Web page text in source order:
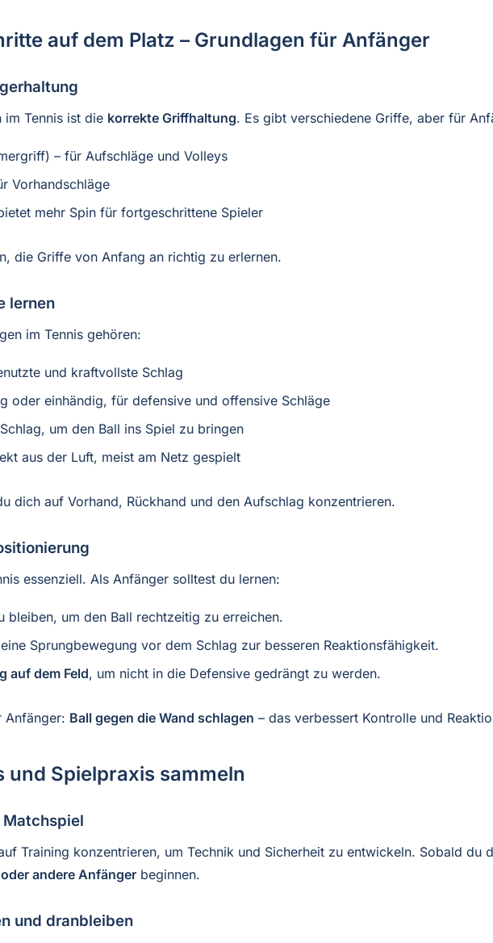
auf dem Platz – Grundlagen für Anfänger
im Tennis ist die korrekte Griffhaltung. Es gibt verschiedene Griffe, aber für
– für Aufschläge und Volleys
Vorhandschläge
mehr Spin für fortgeschrittene Spieler
die Griffe von Anfang an richtig zu erlernen.
lernen
im Tennis gehören:
und kraftvollste Schlag
oder einhändig, für defensive und offensive Schläge
um den Ball ins Spiel zu bringen
aus der Luft, meist am Netz gespielt
dich auf Vorhand, Rückhand und den Aufschlag konzentrieren.
essenziell. Als Anfänger solltest du lernen:
bleiben, um den Ball rechtzeitig zu erreichen.
Sprungbewegung vor dem Schlag zur besseren Reaktionsfähigkeit.
auf dem Feld, um nicht in die Defensive gedrängt zu werden.
Anfänger: Ball gegen die Wand schlagen – das verbessert Kontrolle und
und Spielpraxis sammeln
Matchspiel
Training konzentrieren, um Technik und Sicherheit zu entwickeln. Sobald du
andere Anfänger beginnen.
und dranbleiben